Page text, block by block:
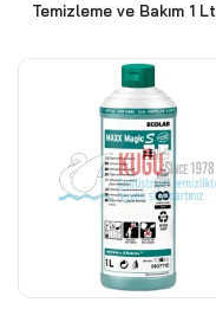
Temizleme ve Bakım 1 Lt